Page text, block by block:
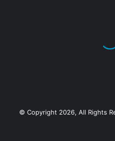
© Copyright 2026, All Rights